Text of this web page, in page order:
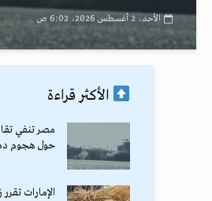
الأحد، 2 أغسطس 2026، 6:02 ص
الأكثر قراءة
مصر تنفي
حول هجوم
الإمارات تقرر